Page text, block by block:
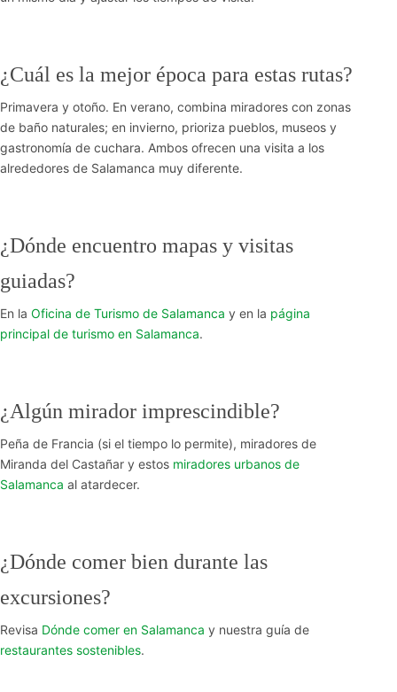
¿Cuál es la mejor época para estas rutas?
Primavera y otoño. En verano, combina miradores con zonas
de baño naturales; en invierno, prioriza pueblos, museos y
gastronomía de cuchara. Ambos ofrecen una visita a los
alrededores de Salamanca muy diferente.
¿Dónde encuentro mapas y visitas
guiadas?
En la Oficina de Turismo de Salamanca y en la página
principal de turismo en Salamanca.
¿Algún mirador imprescindible?
Peña de Francia (si el tiempo lo permite), miradores de
Miranda del Castañar y estos miradores urbanos de
Salamanca al atardecer.
¿Dónde comer bien durante las
excursiones?
Revisa Dónde comer en Salamanca y nuestra guía de
restaurantes sostenibles.